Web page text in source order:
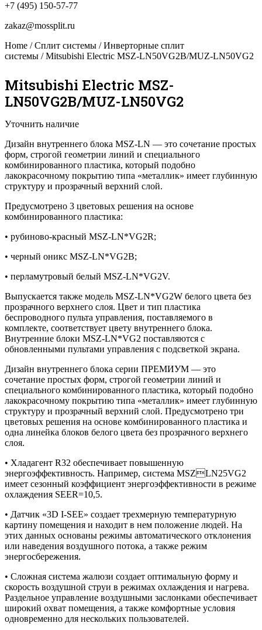
+7 (495) 150-57-77
zakaz@mossplit.ru
Home /Сплит системы /Инверторные сплит
системы / Mitsubishi Electric MSZ-LN50VG2B/MUZ-LN50VG2
Mitsubishi Electric MSZ-
LN50VG2B/MUZ-LN50VG2
Уточнить наличие
Дизайн внутреннего блока MSZ-LN — это сочетание простых
форм, строгой геометрии линий и специального
комбинированного пластика, который подобно
лакокрасочному покрытию типа «металлик» имеет глубинную
структуру и прозрачный верхний слой.
Предусмотрено 3 цветовых решения на основе
комбинированного пластика:
• рубиново-красный MSZ-LN*VG2R;
• черный оникс MSZ-LN*VG2B;
• перламутровый белый MSZ-LN*VG2V.
Выпускается также модель MSZ-LN*VG2W белого цвета без
прозрачного верхнего слоя. Цвет и тип пластика
беспроводного пульта управления, поставляемого в
комплекте, соответствует цвету внутреннего блока.
Внутренние блоки MSZ-LN*VG2 поставляются с
обновленными пультами управления с подсветкой экрана.
Дизайн внутреннего блока серии ПРЕМИУМ — это
сочетание простых форм, строгой геометрии линий и
специального комбинированного пластика, который подобно
лакокрасочному покрытию типа «металлик» имеет глубинную
структуру и прозрачный верхний слой. Предусмотрено три
цветовых решения на основе комбинированного пластика и
одна линейка блоков белого цвета без прозрачного верхнего
слоя.
• Хладагент R32 обеспечивает повышенную
энергоэффективность. Например, система MSZLN25VG2
имеет сезонный коэффициент энергоэффективности в режиме
охлаждения SEER=10,5.
• Датчик «3D I-SEE» создает трехмерную температурную
картину помещения и находит в нем положение людей. На
этих данных основаны режимы автоматического отклонения
или наведения воздушного потока, а также режим
энергосбережения.
• Сложная система жалюзи создает оптимальную форму и
скорость воздушной струи в режимах охлаждения и нагрева.
Раздельное управление воздушными заслонками обеспечивает
широкий охват помещения, а также комфортные условия
одновременно для нескольких пользователей.